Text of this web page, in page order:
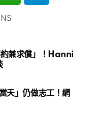
兼求償」！Hanni
」仍做志工！網